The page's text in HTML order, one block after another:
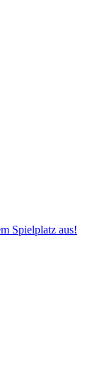
Spielplatz aus!